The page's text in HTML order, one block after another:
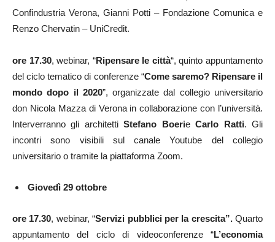
Confindustria Verona, Gianni Potti – Fondazione Comunica e
Renzo Chervatin – UniCredit.
ore 17.30, webinar, “Ripensare le città“, quinto appuntamento
del ciclo tematico di conferenze “Come saremo? Ripensare il
mondo dopo il 2020”, organizzate dal collegio universitario
don Nicola Mazza di Verona in collaborazione con l’università.
Interverranno gli architettiStefano BoerieCarlo Ratti. Gli
incontri sono visibili sul canale Youtube del collegio
universitario o tramite la piattaforma Zoom.
Giovedì 29 ottobre
ore 17.30, webinar, “Servizi pubblici per la crescita”.Quarto
appuntamento del ciclo di videoconferenze “L’economia